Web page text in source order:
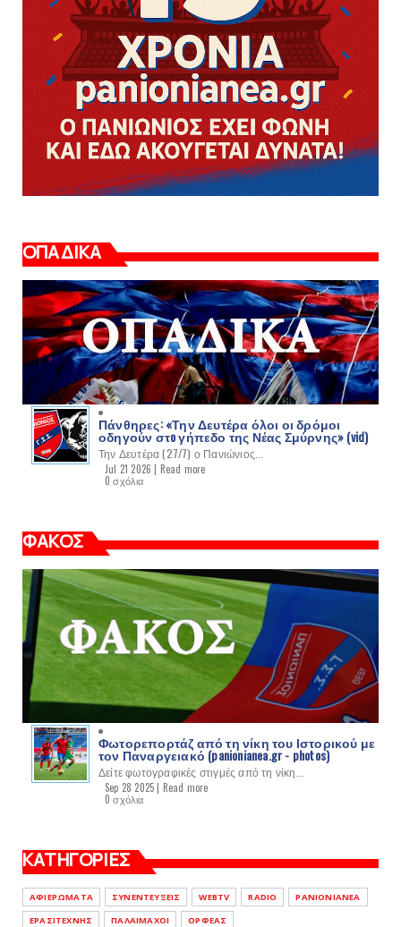
ΟΠΑΔΙΚΑ
Πάνθηρες: «Την Δευτέρα όλοι οι δρόμοι
οδηγούν στo γήπεδο της Νέας Σμύρνης» (vid)
Την Δευτέρα (27/7) ο Πανιώνιος...
Jul 21 2026 | Read more
0 σχόλια
ΦΑΚΟΣ
Φωτορεπορτάζ από τη νίκη του Ιστορικού με
τον Παναργειακό (panionianea.gr - photos)
Δείτε φωτογραφικές στιγμές από τη νίκη...
Sep 28 2025 | Read more
0 σχόλια
ΚΑΤΗΓΟΡΙΕΣ
ΑΦΙΕΡΩΜΑΤΑ ΣΥΝΕΝΤΕΥΞΕΙΣ WEBTV RADIO
PANIONIANEA
ΕΡΑΣΙΤΕΧΝΗΣ
ΠΑΛΑΙΜΑΧΟΙ ΟΡΦΕΑΣ